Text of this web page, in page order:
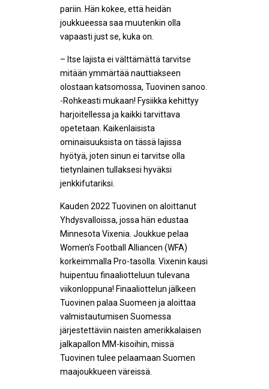
pariin. Hän kokee, että heidän
joukkueessa saa muutenkin olla
vapaasti just se, kuka on.
– Itse lajista ei välttämättä tarvitse
mitään ymmärtää nauttiakseen
olostaan katsomossa, Tuovinen sanoo.
-Rohkeasti mukaan! Fysiikka kehittyy
harjoitellessa ja kaikki tarvittava
opetetaan. Kaikenlaisista
ominaisuuksista on tässä lajissa
hyötyä, joten sinun ei tarvitse olla
tietynlainen tullaksesi hyväksi
jenkkifutariksi.
Kauden 2022 Tuovinen on aloittanut
Yhdysvalloissa, jossa hän edustaa
Minnesota Vixenia. Joukkue pelaa
Women’s Football Alliancen (WFA)
korkeimmalla Pro-tasolla. Vixenin kausi
huipentuu finaaliotteluun tulevana
viikonloppuna! Finaaliottelun jälkeen
Tuovinen palaa Suomeen ja aloittaa
valmistautumisen Suomessa
järjestettäviin naisten amerikkalaisen
jalkapallon MM-kisoihin, missä
Tuovinen tulee pelaamaan Suomen
maajoukkueen väreissä.